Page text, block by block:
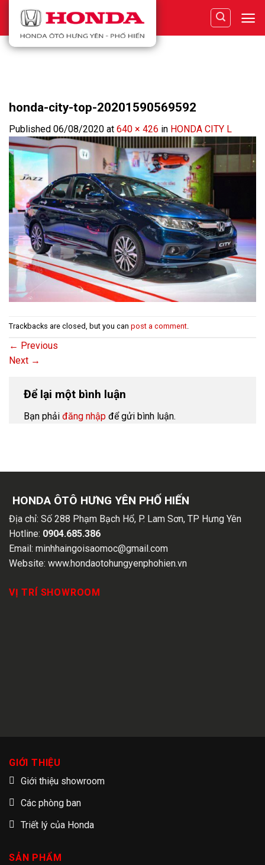
content
honda-city-top-20201590569592
Published 06/08/2020 at 640 × 426 in HONDA CITY L
Trackbacks are closed, but you can post a comment
← Previous
Next →
Để lại một bình luận
Bạn phải đăng nhập để gửi bình luận.
HONDA ÔTÔ HƯNG YÊN PHỐ HIẾN
Địa chỉ: Số 288 Phạm Bạch Hổ, P. Lam Sơn, TP Hưng Yên
Hotline: 0904.685.386
Email: minhhaingoisaomoc@gmail.com
Website: www.hondaotohungyenphohien.vn
VỊ TRÍ SHOWROOM
GIỚI THIỆU
Giới thiệu showroom
Các phòng ban
Triết lý của Honda
SẢN PHẨM